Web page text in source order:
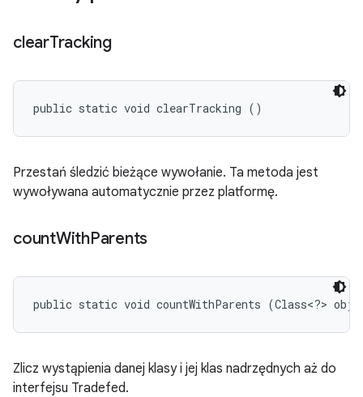
clearTracking
public static void clearTracking ()
Przestań śledzić bieżące wywołanie. Ta metoda jest
wywoływana automatycznie przez platformę.
countWithParents
public static void countWithParents (Class<?>
Zlicz wystąpienia danej klasy i jej klas nadrzędnych aż do
interfejsu Tradefed.